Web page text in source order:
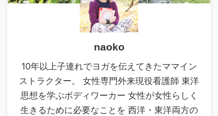
naoko
10年以上子連れでヨガを伝えてきたママイン
ストラクター。 女性専門外来現役看護師 東洋
思想を学ぶボディワーカー 女性が女性らしく
生きるために必要なことを 西洋・東洋両方の